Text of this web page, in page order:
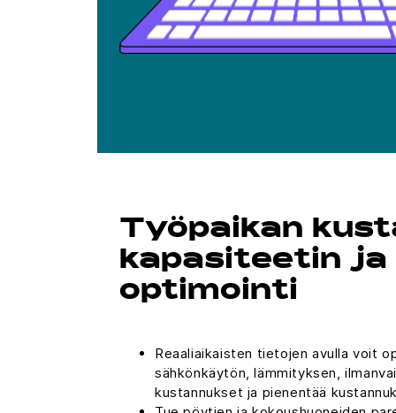
Työpaikan
kapasiteetin ja
optimointi
Reaaliaikaisten tietojen avulla voit
sähkönkäytön, lämmityksen,
kustannukset ja pienentää